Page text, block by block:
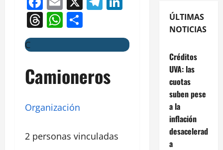
Threads
WhatsApp
C
Camioneros
Organización
2 personas vinculadas
ÚLTIMAS
NOTICIAS
Créditos
UVA: las
cuotas
suben pese
a la
inflación
desacelerad
a